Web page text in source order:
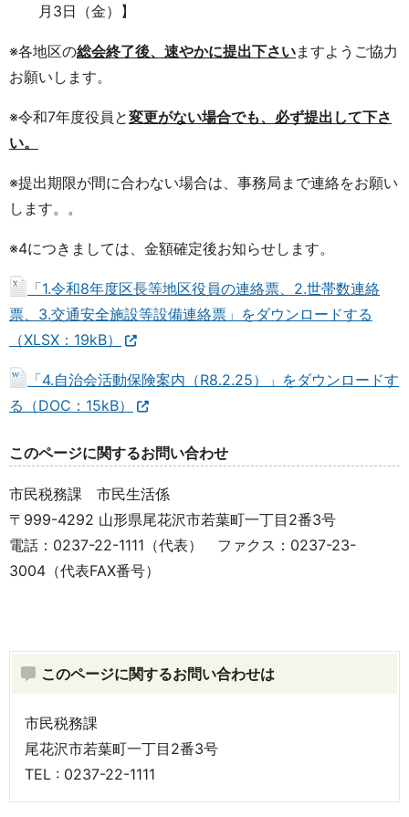
月3日（金）】
※各地区の総会終了後、速やかに提出下さいますようご協力
お願いします。
※令和7年度役員と変更がない場合でも、必ず提出して下さ
い。
※提出期限が間に合わない場合は、事務局まで連絡をお願い
します。。
※4につきましては、金額確定後お知らせします。
「1.令和8年度区長等地区役員の連絡票、2.世帯数連絡
票、3.交通安全施設等設備連絡票」をダウンロードする
（XLSX：19kB）
「4.自治会活動保険案内（R8.2.25）」をダウンロードす
る（DOC：15kB）
このページに関するお問い合わせ
市民税務課 市民生活係
〒999-4292 山形県尾花沢市若葉町一丁目2番3号
電話：0237-22-1111（代表） ファクス：0237-23-
3004（代表FAX番号）
このページに関するお問い合わせは
市民税務課
尾花沢市若葉町一丁目2番3号
TEL : 0237-22-1111